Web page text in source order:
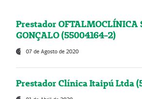
Prestador OFTALMOCLÍNICA
GONÇALO (55004164-2)
07 de Agosto de 2020
Prestador Clínica Itaipú Ltda